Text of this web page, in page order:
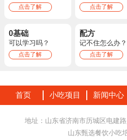
点击了解 点击了解
0基础
可以学习吗？
点击了解
配方
记不住怎么办？
点击了解
首页 小吃项目 新闻中心
地址：山东省济南市历城区电建
山东甄选餐饮小吃